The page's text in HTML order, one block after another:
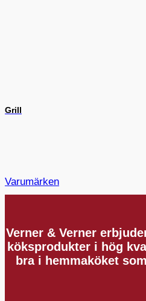
Grill
Varumärken
Verner & Verner
köksprodukter i hög
bra i hemmaköket